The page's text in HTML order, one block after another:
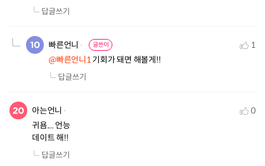
답글쓰기
빠른언니 글쓴이
1
@빠른언니1 기회가 돼면 해볼게!!
답글쓰기
아는언니
0
귀욤.... 언능
데이트 해!!
답글쓰기